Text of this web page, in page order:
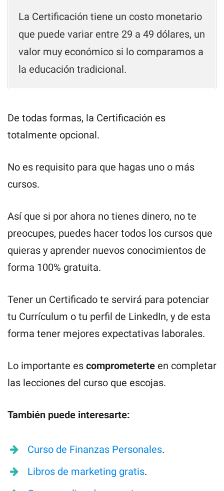
La Certificación tiene un costo monetario
que puede variar entre 29 a 49 dólares, un
valor muy económico si lo comparamos a
la educación tradicional.
De todas formas, la Certificación es
totalmente opcional.
No es requisito para que hagas uno o más
cursos.
Así que si por ahora no tienes dinero, no te
preocupes, puedes hacer todos los cursos que
quieras y aprender nuevos conocimientos de
forma 100% gratuita.
Tener un Certificado te servirá para potenciar
tu Currículum o tu perfil de LinkedIn, y de esta
forma tener mejores expectativas laborales.
Lo importante es comprometerte en completar
las lecciones del curso que escojas.
También puede interesarte:
Curso de Finanzas Personales.
Libros de marketing gratis.